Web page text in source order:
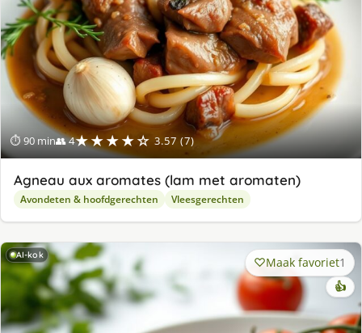
⏱ 90 min👥 4★★★★☆ 3.57 (7)
Agneau aux aromates (lam met aromaten)
Avondeten & hoofdgerechten Vleesgerechten
AI-kok Maak favoriet1
👍